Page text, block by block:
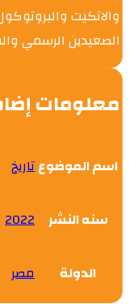
والاتكيت
الصعيدين الرسمي
معلومات
اسم الموضوعتاريخ
سنه النشر 2022
الدولة مصر